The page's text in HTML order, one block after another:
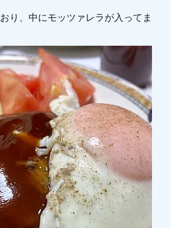
り、中にモッツァレラが入ってま